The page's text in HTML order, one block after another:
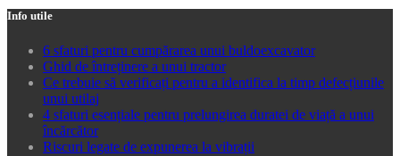
Info utile
6 sfaturi pentru cumpărarea unui buldoexcavator
Ghid de întreținere a unui tractor
Ce trebuie să verificați pentru a identifica la timp defecțiunile
unui utilaj
4 sfaturi esențiale pentru prelungirea duratei de viață a unui
încărcător
Riscuri legate de expunerea la vibrații